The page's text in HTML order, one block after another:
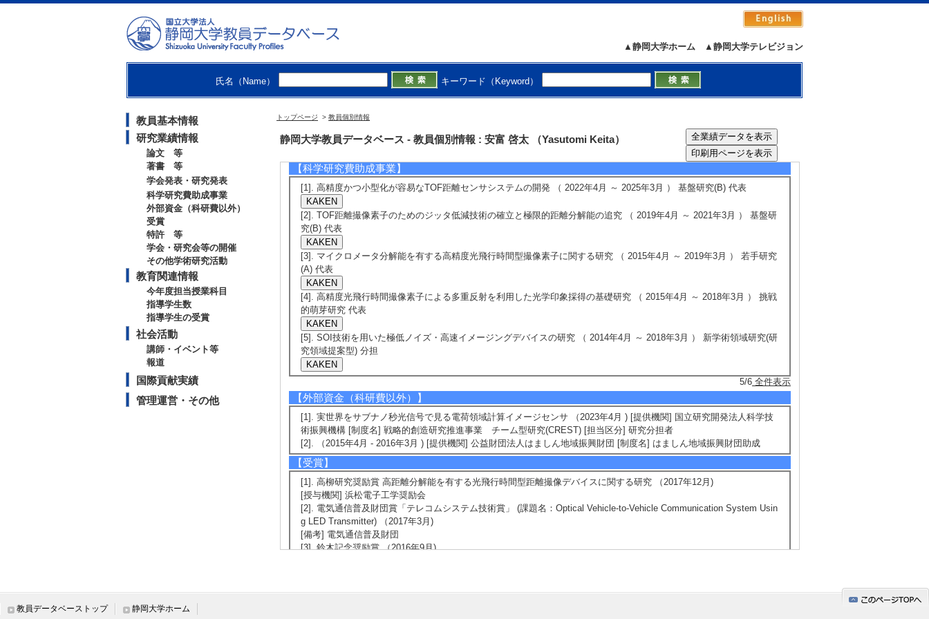
▲静岡大学テレビジョン
▲静岡大学ホーム
氏名（Name） キーワード（Keyword）
教員基本情報
研究業績情報
論文 等
著書 等
学会発表・研究発表
科学研究費助成事業
外部資金（科研費以外）
受賞
特許 等
学会・研究会等の開催
その他学術研究活動
教育関連情報
今年度担当授業科目
指導学生数
指導学生の受賞
社会活動
講師・イベント等
報道
国際貢献実績
管理運営・その他
トップページ > 教員個別情報
静岡大学教員データベース - 教員個別情報 : 安富 啓太 （Yasutomi Keita）
Electronic Imaging 2025 （2025年2月5日） 招待講演以外
[備考] Hyatt Regency San Francisco Airport
[4]. Multi-depth HDR imaging system for improving accuracy in vein authentication
[発表者]Y. Tanihata, Y. Feng, K. Mars, K. Yasutomi, S. Kawahito, K. Kagawa, T. Komuro, K. Nakano, H. Suzuki
[備考] The Moscone Center
[5]. Flash LiDAR system using charge-domain time-compressive ToF CMOS image sensor and deep learning
[発表者]D. Hayashi, M. Yoshida, D-X. Lioe, K. Yasutomi, S. Kawahito, H. Nagahara, K. Kagawa
[備考] The Moscone Center
5/504全件表示
【科学研究費助成事業】
[1]. 高精度かつ小型化が容易なTOF距離センサシステムの開発 （ 2022年4月 ～ 2025年3月 ） 基盤研究(B) 代表
[2]. TOF距離撮像素子のためのジッタ低減技術の確立と極限的距離分解能の追究 （ 2019年4月 ～ 2021年3月 ） 基盤研
究(B) 代表
[3]. マイクロメータ分解能を有する高精度光飛行時間型撮像素子に関する研究 （ 2015年4月 ～ 2019年3月 ） 若手研究
(A) 代表
[4]. 高精度光飛行時間撮像素子による多重反射を利用した光学印象採得の基礎研究 （ 2015年4月 ～ 2018年3月 ） 挑戦
的萌芽研究 代表
[5]. SOI技術を用いた極低ノイズ・高速イメージングデバイスの研究 （ 2014年4月 ～ 2018年3月 ） 新学術領域研究(研
究領域提案型) 分担
5/6 全件表示
【外部資金（科研費以外）】
[1]. 実世界をサブナノ秒光信号で見る電荷領域計算イメージセンサ （2023年4月 ) [提供機関] 国立研究開発法人科学技
術振興機構 [制度名] 戦略的創造研究推進事業 チーム型研究(CREST) [担当区分] 研究分担者
[2]. （2015年4月 - 2016年3月 ) [提供機関] 公益財団法人はましん地域振興財団 [制度名] はましん地域振興財団助成
【受賞】
[1]. 高柳研究奨励賞 高距離分解能を有する光飛行時間型距離撮像デバイスに関する研究 （2017年12月)
[授与機関] 浜松電子工学奨励会
[2]. 電気通信普及財団賞「テレコムシステム技術賞」 (課題名：Optical Vehicle-to-Vehicle Communication System Usin
g LED Transmitter) （2017年3月)
[備考] 電気通信普及財団
[3]. 鈴木記念奨励賞 （2016年9月)
教員データベーストップ 静岡大学ホーム